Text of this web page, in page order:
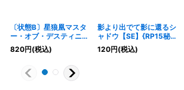
〔状態B〕星狼凰マスタ
ー・オブ・デスティニー
【VR】
{DM315/55/Y7}《多》
820円(税込)
影より出でて影に還るシ
ャドウ【SE】{RP15秘
13/秘15}《多》
120円(税込)